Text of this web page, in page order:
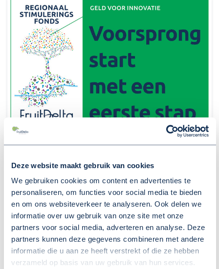
Deze website maakt gebruik van cookies
We gebruiken cookies om content en advertenties te
personaliseren, om functies voor social media te bieden
en om ons websiteverkeer te analyseren. Ook delen we
informatie over uw gebruik van onze site met onze
partners voor social media, adverteren en analyse. Deze
partners kunnen deze gegevens combineren met andere
informatie die u aan ze heeft verstrekt of die ze hebben
verzameld op basis van uw gebruik van hun services.
FINANCIËLE BIJDRAGE VOOR
NEGEN INITIATIEVEN IN
RIVIERENLAND UIT HET
REGIONAAL STIMULERINGSFONDS
Het dagelijks bestuur van Regio Rivierenland besloot
op 8 juli om subsidie toe te kennen aan negen
initiatieven in Rivierenland. In totaal ontvangen zij €